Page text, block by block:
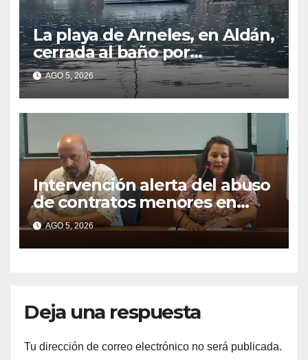
La playa de Arneles, en Aldán,
cerrada al baño por
contaminación del agua tras
detectarse restos fecales
AGO 5, 2026
Intervención alerta del abuso
de contratos menores en
2025
AGO 5, 2026
Deja una respuesta
Tu dirección de correo electrónico no será publicada.